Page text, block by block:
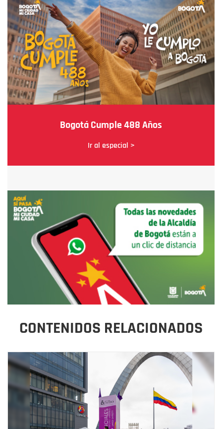
Bogotá Cumple 488 Años
Ir al especial >
CONTENIDOS RELACIONADOS